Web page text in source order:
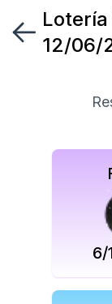
Síguenos
en
Lotería
12/06/
6/